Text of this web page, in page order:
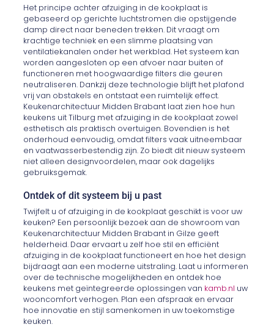
Het principe achter afzuiging in de kookplaat is
gebaseerd op gerichte luchtstromen die opstijgende
damp direct naar beneden trekken. Dit vraagt om
krachtige techniek en een slimme plaatsing van
ventilatiekanalen onder het werkblad. Het systeem kan
worden aangesloten op een afvoer naar buiten of
functioneren met hoogwaardige filters die geuren
neutraliseren. Dankzij deze technologie blijft het plafond
vrij van obstakels en ontstaat een ruimtelijk effect.
Keukenarchitectuur Midden Brabant laat zien hoe hun
keukens uit Tilburg met afzuiging in de kookplaat zowel
esthetisch als praktisch overtuigen. Bovendien is het
onderhoud eenvoudig, omdat filters vaak uitneembaar
en vaatwasserbestendig zijn. Zo biedt dit nieuw systeem
niet alleen designvoordelen, maar ook dagelijks
gebruiksgemak.
Ontdek of dit systeem bij u past
Twijfelt u of afzuiging in de kookplaat geschikt is voor uw
keuken? Een persoonlijk bezoek aan de showroom van
Keukenarchitectuur Midden Brabant in Gilze geeft
helderheid. Daar ervaart u zelf hoe stil en efficiënt
afzuiging in de kookplaat functioneert en hoe het design
bijdraagt aan een moderne uitstraling. Laat u informeren
over de technische mogelijkheden en ontdek hoe
keukens met geïntegreerde oplossingen van kamb.nl uw
wooncomfort verhogen. Plan een afspraak en ervaar
hoe innovatie en stijl samenkomen in uw toekomstige
keuken.